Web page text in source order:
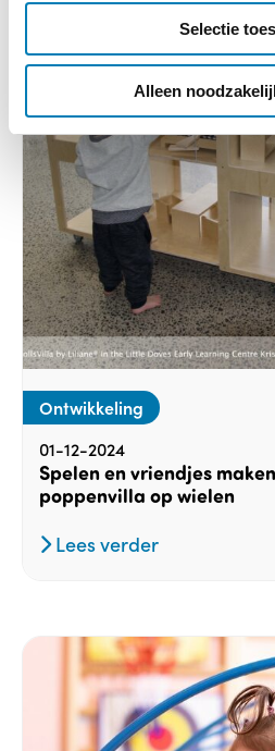
Selectie
Alleen
Ontwikkeling
01-12-2024
Spelen en vriendjes
poppenvilla op wielen
Lees verder